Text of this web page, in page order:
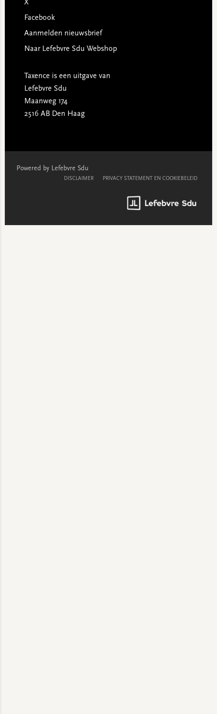
X
Facebook
Aanmelden nieuwsbrief
Naar Lefebvre Sdu Webshop
Taxence is een uitgave van
Lefebvre Sdu
Maanweg 174
2516 AB Den Haag
Powered by Lefebvre Sdu
DISCLAIMER PRIVACY STATEMENT EN COOKIEBELEID